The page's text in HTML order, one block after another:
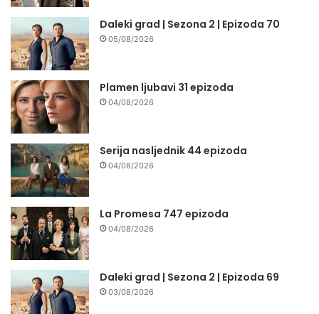
Daleki grad | Sezona 2 | Epizoda 70
05/08/2026
Plamen ljubavi 31 epizoda
04/08/2026
Serija nasljednik 44 epizoda
04/08/2026
La Promesa 747 epizoda
04/08/2026
Daleki grad | Sezona 2 | Epizoda 69
03/08/2026